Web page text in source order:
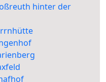
hinter der